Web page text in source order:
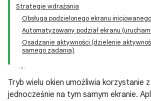
Strategie wdrażania
Obsługa podzielonego ekranu
Automatyzowany podział ekranu
Osadzanie aktywności (dzielenie
samego zadania)
Tryb wielu okien umożliwia korzystanie z
jednocześnie na tym samym ekranie.